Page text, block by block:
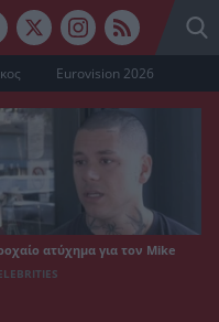
Eurovision 2026
ατύχημα για τον Mike